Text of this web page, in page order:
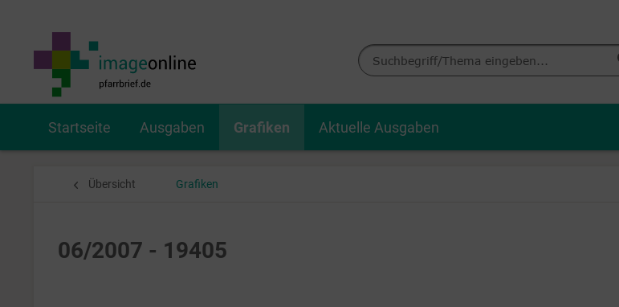
Startseite Ausgaben Grafiken Aktuelle Ausgaben
Übersicht Grafiken
06/2007 - 19405